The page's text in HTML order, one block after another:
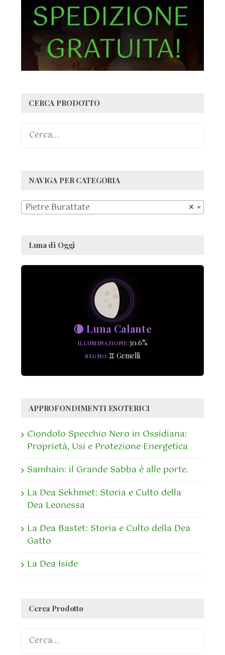
CERCA PRODOTTO
NAVIGA PER CATEGORIA
×
Pietre Burattate
Luna di Oggi
🌘 Luna Calante
ILLUMINAZIONE 30.6%
SEGNO ♊ Gemelli
APPROFONDIMENTI ESOTERICI
Ciondolo Specchio Nero in Ossidiana:
Proprietà, Usi e Protezione Energetica
Samhain: il Grande Sabba è alle porte.
La Dea Sekhmet: Storia e Culto della
Dea Leonessa
La Dea Bastet: Storia e Culto della Dea
Gatto
La Dea Iside
Cerca Prodotto